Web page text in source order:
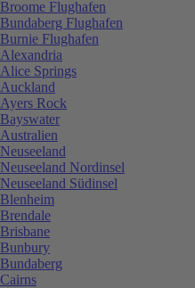
Broome Flughafen
Bundaberg Flughafen
Burnie Flughafen
Alexandria
Alice Springs
Auckland
Ayers Rock
Bayswater
Australien
Neuseeland
Neuseeland Nordinsel
Neuseeland Südinsel
Blenheim
Brendale
Brisbane
Bunbury
Bundaberg
Cairns